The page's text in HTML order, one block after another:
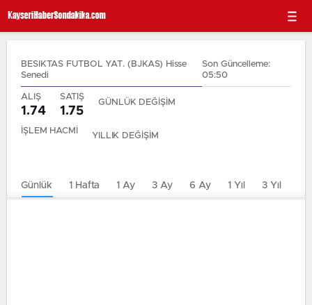
BESIKTAS FUTBOL YAT. (BJKAS) Hisse
Senedi
Son Güncelleme:
05:50
ALIŞ
1.74
SATIŞ
1.75
GÜNLÜK DEĞİŞİM
İŞLEM HACMİ YILLIK DEĞİŞİM
Günlük 1 Hafta 1 Ay 3 Ay 6 Ay 1 Yıl 3 Yıl